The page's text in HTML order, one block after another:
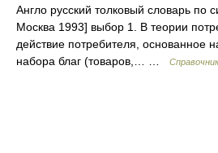
Англо русский толковый словарь по
Москва 1993] выбор 1. В теории
действие потребителя, основанное
набора благ (товаров,… …